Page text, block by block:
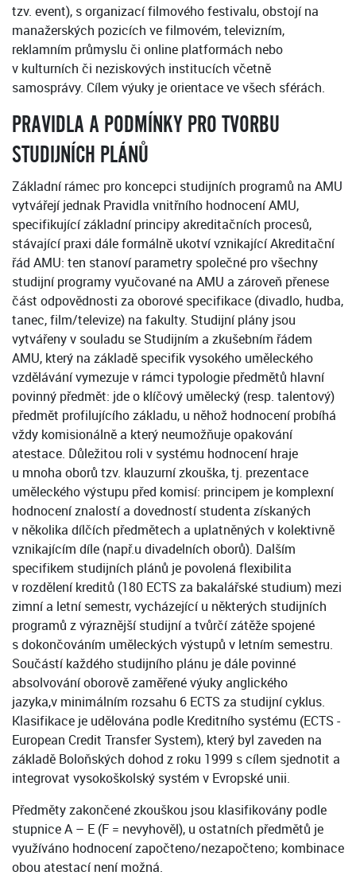
tzv. event), s organizací filmového festivalu, obstojí na
manažerských pozicích ve filmovém, televizním,
reklamním průmyslu či online platformách nebo
v kulturních či neziskových institucích včetně
samosprávy. Cílem výuky je orientace ve všech sférách.
PRAVIDLA A PODMÍNKY PRO TVORBU
STUDIJNÍCH PLÁNŮ
Základní rámec pro koncepci studijních programů na AMU
vytvářejí jednak Pravidla vnitřního hodnocení AMU,
specifikující základní principy akreditačních procesů,
stávající praxi dále formálně ukotví vznikající Akreditační
řád AMU: ten stanoví parametry společné pro všechny
studijní programy vyučované na AMU a zároveň přenese
část odpovědnosti za oborové specifikace (divadlo, hudba,
tanec, film/televize) na fakulty. Studijní plány jsou
vytvářeny v souladu se Studijním a zkušebním řádem
AMU, který na základě specifik vysokého uměleckého
vzdělávání vymezuje v rámci typologie předmětů hlavní
povinný předmět: jde o klíčový umělecký (resp. talentový)
předmět profilujícího základu, u něhož hodnocení probíhá
vždy komisionálně a který neumožňuje opakování
atestace. Důležitou roli v systému hodnocení hraje
u mnoha oborů tzv. klauzurní zkouška, tj. prezentace
uměleckého výstupu před komisí: principem je komplexní
hodnocení znalostí a dovedností studenta získaných
v několika dílčích předmětech a uplatněných v kolektivně
vznikajícím díle (např.u divadelních oborů). Dalším
specifikem studijních plánů je povolená flexibilita
v rozdělení kreditů (180 ECTS za bakalářské studium) mezi
zimní a letní semestr, vycházející u některých studijních
programů z výraznější studijní a tvůrčí zátěže spojené
s dokončováním uměleckých výstupů v letním semestru.
Součástí každého studijního plánu je dále povinné
absolvování oborově zaměřené výuky anglického
jazyka,v minimálním rozsahu 6 ECTS za studijní cyklus.
Klasifikace je udělována podle Kreditního systému (ECTS -
European Credit Transfer System), který byl zaveden na
základě Boloňských dohod z roku 1999 s cílem sjednotit a
integrovat vysokoškolský systém v Evropské unii.
Předměty zakončené zkouškou jsou klasifikovány podle
stupnice A – E (F = nevyhověl), u ostatních předmětů je
využíváno hodnocení započteno/nezapočteno; kombinace
obou atestací není možná.